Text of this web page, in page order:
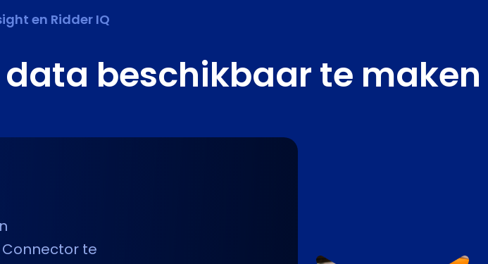
en Ridder IQ
data beschikbaar te maken
te